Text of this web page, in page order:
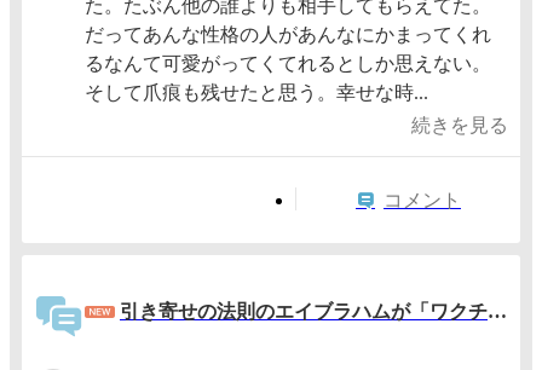
た。たぶん他の誰よりも相手してもらえてた。
だってあんな性格の人があんなにかまってくれ
るなんて可愛がってくてれるとしか思えない。
そして爪痕も残せたと思う。幸せな時...
続きを見る
コメント
引き寄せの法則のエイブラハムが「ワクチン」について話しました。日本初公開